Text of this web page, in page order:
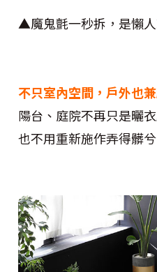
▲魔鬼氈一秒拆，是懶
不只室內空間，戶外也
陽台、庭院不再只是曬
也不用重新施作弄得髒